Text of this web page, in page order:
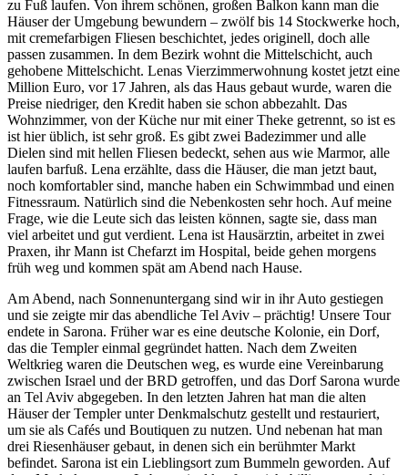
zu Fuß laufen. Von ihrem schönen, großen Balkon kann man die
Häuser der Umgebung bewundern – zwölf bis 14 Stockwerke hoch,
mit cremefarbigen Fliesen beschichtet, jedes originell, doch alle
passen zusammen. In dem Bezirk wohnt die Mittelschicht, auch
gehobene Mittelschicht. Lenas Vierzimmerwohnung kostet jetzt eine
Million Euro, vor 17 Jahren, als das Haus gebaut wurde, waren die
Preise niedriger, den Kredit haben sie schon abbezahlt. Das
Wohnzimmer, von der Küche nur mit einer Theke getrennt, so ist es
ist hier üblich, ist sehr groß. Es gibt zwei Badezimmer und alle
Dielen sind mit hellen Fliesen bedeckt, sehen aus wie Marmor, alle
laufen barfuß. Lena erzählte, dass die Häuser, die man jetzt baut,
noch komfortabler sind, manche haben ein Schwimmbad und einen
Fitnessraum. Natürlich sind die Nebenkosten sehr hoch. Auf meine
Frage, wie die Leute sich das leisten können, sagte sie, dass man
viel arbeitet und gut verdient. Lena ist Hausärztin, arbeitet in zwei
Praxen, ihr Mann ist Chefarzt im Hospital, beide gehen morgens
früh weg und kommen spät am Abend nach Hause.
Am Abend, nach Sonnenuntergang sind wir in ihr Auto gestiegen
und sie zeigte mir das abendliche Tel Aviv – prächtig! Unsere Tour
endete in Sarona. Früher war es eine deutsche Kolonie, ein Dorf,
das die Templer einmal gegründet hatten. Nach dem Zweiten
Weltkrieg waren die Deutschen weg, es wurde eine Vereinbarung
zwischen Israel und der BRD getroffen, und das Dorf Sarona wurde
an Tel Aviv abgegeben. In den letzten Jahren hat man die alten
Häuser der Templer unter Denkmalschutz gestellt und restauriert,
um sie als Cafés und Boutiquen zu nutzen. Und nebenan hat man
drei Riesenhäuser gebaut, in denen sich ein berühmter Markt
befindet. Sarona ist ein Lieblingsort zum Bummeln geworden. Auf